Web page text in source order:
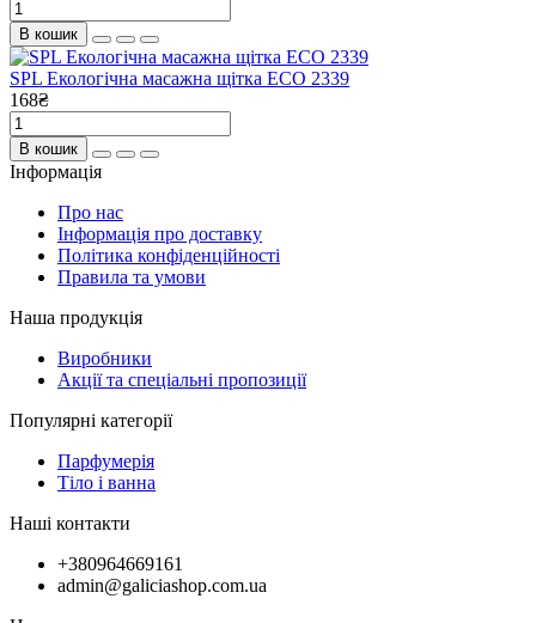
В кошик
SPL Екологічна масажна щітка ECO 2339
168₴
В кошик
Інформація
Про нас
Інформація про доставку
Політика конфіденційності
Правила та умови
Наша продукція
Виробники
Акції та спеціальні пропозиції
Популярні категорії
Парфумерія
Тіло і ванна
Наші контакти
+380964669161
admin@galiciashop.com.ua